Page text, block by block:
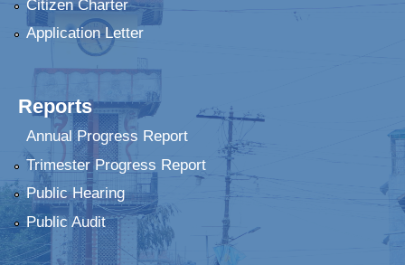
Citizen Charter
Application Letter
Reports
Annual Progress Report
Trimester Progress Report
Public Hearing
Public Audit